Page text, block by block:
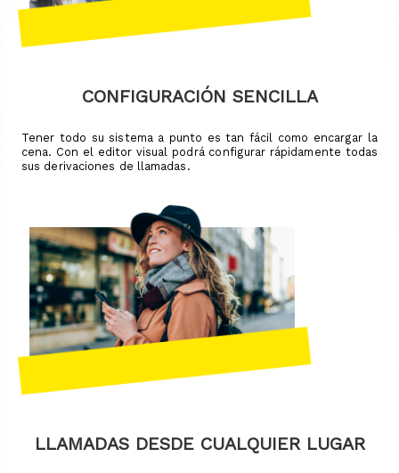
CONFIGURACIÓN SENCILLA
Tener todo su sistema a punto es tan fácil como encargar la
cena. Con el editor visual podrá configurar rápidamente todas
sus derivaciones de llamadas.
LLAMADAS DESDE CUALQUIER LUGAR